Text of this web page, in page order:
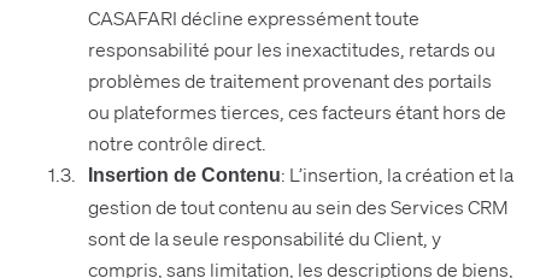
CASAFARI décline expressément toute
responsabilité pour les inexactitudes, retards ou
problèmes de traitement provenant des portails
ou plateformes tierces, ces facteurs étant hors de
notre contrôle direct.
Insertion de Contenu: L’insertion, la création et la
gestion de tout contenu au sein des Services CRM
sont de la seule responsabilité du Client, y
compris, sans limitation, les descriptions de biens,